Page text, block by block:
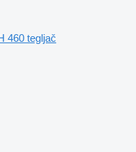
460 tegljač